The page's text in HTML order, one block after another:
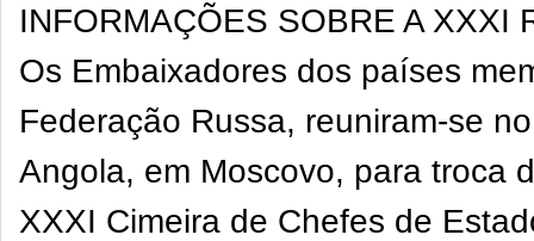
INFORMAÇÕES SOBRE A XXXI
Os Embaixadores dos países
Federação Russa, reuniram-se
Angola, em Moscovo, para troca
XXXI Cimeira de Chefes de